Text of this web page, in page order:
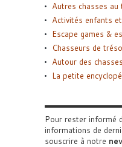
Autres chasses
Activités enfants
Escape games &
Chasseurs de
Autour des
La petite
Pour rester informé
informations de
souscrire à notre